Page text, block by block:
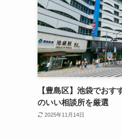
【豊島区】池袋でおす
のいい相談所を厳選
2025年11月14日